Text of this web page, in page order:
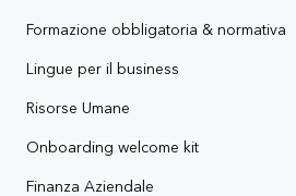
Formazione obbligatoria & normativa
Lingue per il business
Risorse Umane
Onboarding welcome kit
Finanza Aziendale